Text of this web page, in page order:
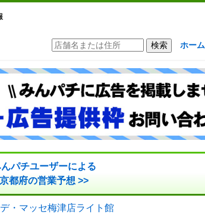
ホーム
パチユーザーによる
京都府の営業予想 >>
デ・マッセ梅津店ライト館